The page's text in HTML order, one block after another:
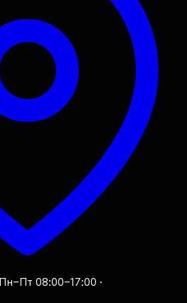
Пн–Пт 08:00–17:00 ·